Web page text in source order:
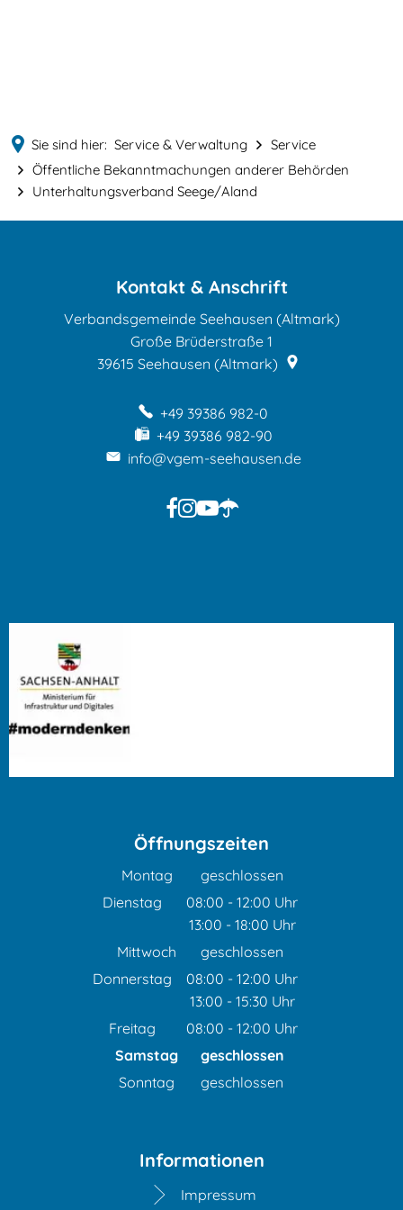
Sie sind hier: Service & Verwaltung
Service
Öffentliche Bekanntmachungen anderer Behörden
Unterhaltungsverband Seege/Aland
Seege/AlandKontakt & Anschrift
Verbandsgemeinde Seehausen (Altmark)
Große Brüderstraße 1
39615 Seehausen (Altmark)
+49 39386 982-0
+49 39386 982-90
info@vgem-seehausen.de
Öffnungszeiten
Montag
geschlossen
Dienstag
08:00 - 12:00 Uhr
Von 08:00 bis 12:00 Uhr
13:00 - 18:00 Uhr
Von 13:00 bis 18:00 Uhr
Mittwoch
geschlossen
Donnerstag
08:00 - 12:00 Uhr
Von 08:00 bis 12:00 Uhr
13:00 - 15:30 Uhr
Von 13:00 bis 15:30 Uhr
Freitag 08:00 - 12:00 Uhr
Von 08:00 bis 12:00 Uhr
Samstag
geschlossen
Sonntag
geschlossen
Informationen
Impressum